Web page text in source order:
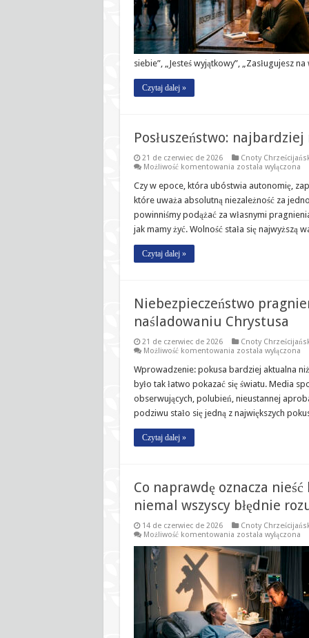
lekcja
świętych
siebie”, „Jesteś wyjątkowy”, „Zasługujesz
Czytaj dalej »
Posłuszeństwo:
21 de czerwiec de 2026 Cnoty
Możliwość komentowania Posłuszeństwo:
niezrozumiana
naszych
czasów
została wyłączona
Czy w epoce, która ubóstwia autonomię,
które uważa absolutną niezależność za
powinniśmy podążać za własnymi
jak mamy żyć. Wolność stała się najwyższą
Czytaj dalej »
Niebezpieczeństwo
naśladowaniu Chrystusa
21 de czerwiec de 2026 Cnoty
Możliwość komentowania Niebezpieczeństwo
podziwu:
przestroga
z
O
naśladowaniu
Chrystusa
została wyłączona
Wprowadzenie: pokusa bardziej aktualna
było tak łatwo pokazać się światu. Media
obserwujących, polubień, nieustannej
podziwu stało się jedną z największych
Czytaj dalej »
Co naprawdę oznacza
niemal wszyscy błędnie
14 de czerwiec de 2026 Cnoty
Możliwość komentowania Co
oznacza
nieść
krzyż?
Przykazanie
Chrystusa,
które
niemal
wszyscy
błędnie
rozumieją
została wyłączona